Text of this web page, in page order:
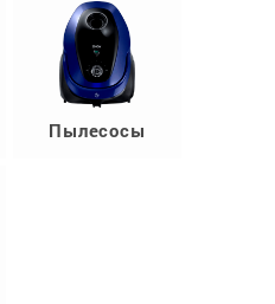
Пылесосы